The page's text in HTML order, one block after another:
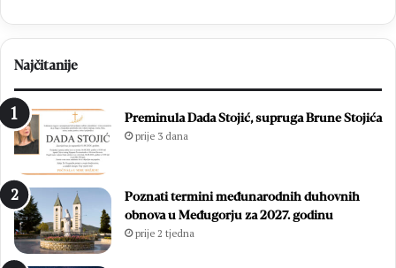
Najčitanije
Preminula Dada Stojić, supruga Brune Stojića
prije 3 dana
Poznati termini međunarodnih duhovnih
obnova u Međugorju za 2027. godinu
prije 2 tjedna